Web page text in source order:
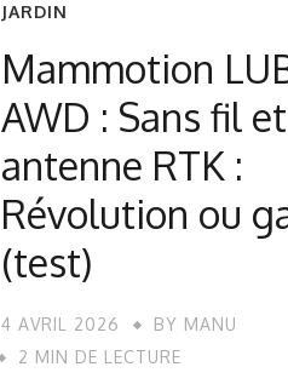
JARDIN
Mammotion
AWD : Sans fil
antenne RTK :
Révolution ou
(test)
4 AVRIL 2026 BY MANU
2 MIN DE LECTURE